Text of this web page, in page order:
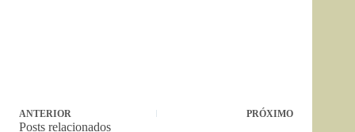
ANTERIOR PRÓXIMO
Posts relacionados